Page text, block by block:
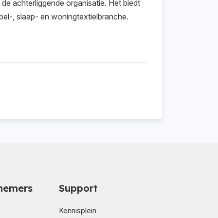
achterliggende organisatie. Het biedt
, slaap- en woningtextielbranche.
Support
Kennisplein